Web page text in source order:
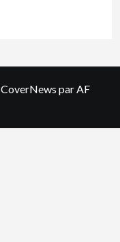
CoverNews par AF